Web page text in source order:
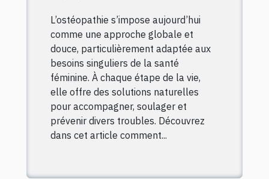
chaque étape de vie
L’ostéopathie s’impose aujourd’hui
comme une approche globale et
douce, particulièrement adaptée aux
besoins singuliers de la santé
féminine. À chaque étape de la vie,
elle offre des solutions naturelles
pour accompagner, soulager et
prévenir divers troubles. Découvrez
dans cet article comment...